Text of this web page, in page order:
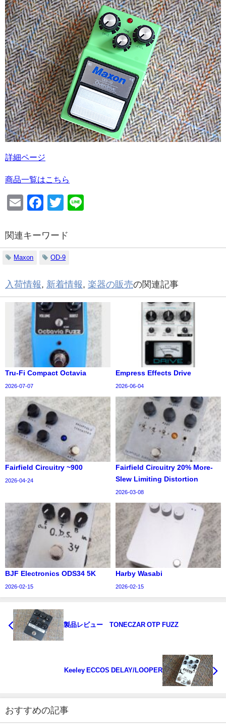
詳細ページ
商品一覧はこちら
EmailFacebook
Twitter
関連キーワード
Maxon OD-9
入荷情報, 新着情報, 楽器の販売の関連記事
Tru-Fi Compact Octavia
2026-07-07
Empress Effects Drive
2026-06-04
Fairfield Circuitry ~900
2026-04-24
Fairfield Circuitry 20% More-
Slew Limiting Distortion
2026-03-08
BJF Electronics ODS34 5K
2026-02-15
Harby Wasabi
2026-02-15
製品レビュー TONECZAR OTP FUZZ
Keeley ECCOS DELAY/LOOPER
おすすめの記事